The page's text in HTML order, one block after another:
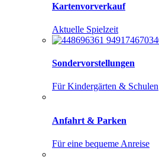
Kartenvorverkauf
Aktuelle Spielzeit
Sondervorstellungen
Für Kindergärten & Schulen
Anfahrt & Parken
Für eine bequeme Anreise